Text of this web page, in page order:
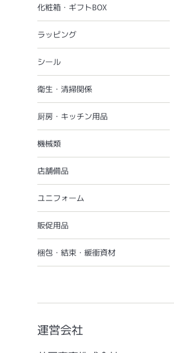
化粧箱・ギフトBOX
ラッピング
シール
衛生・清掃関係
厨房・キッチン用品
機械類
店舗備品
ユニフォーム
販促用品
梱包・結束・緩衝資材
運営会社